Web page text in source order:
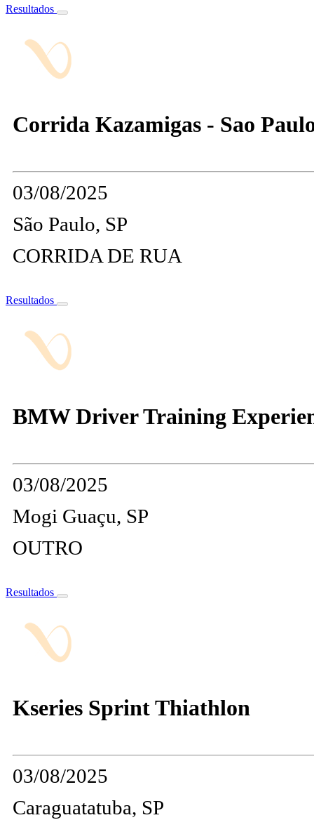
Resultados
Corrida Kazamigas - Sao
03/08/2025
São Paulo, SP
CORRIDA DE RUA
Resultados
BMW Driver Training
03/08/2025
Mogi Guaçu, SP
OUTRO
Resultados
Kseries Sprint Thiathlon
03/08/2025
Caraguatatuba, SP